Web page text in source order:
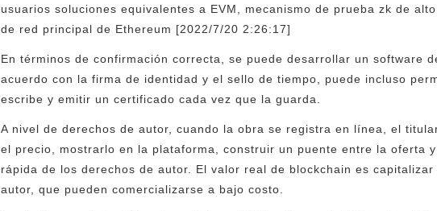
usuarios soluciones equivalentes a EVM, mecanismo de prueba zk de
de red principal de Ethereum [2022/7/20 2:26:17]
En términos de confirmación correcta, se puede desarrollar un software
acuerdo con la firma de identidad y el sello de tiempo, puede incluso
escribe y emitir un certificado cada vez que la guarda.
A nivel de derechos de autor, cuando la obra se registra en línea, el
el precio, mostrarlo en la plataforma, construir un puente entre la oferta
rápida de los derechos de autor. El valor real de blockchain es
autor, que pueden comercializarse a bajo costo.